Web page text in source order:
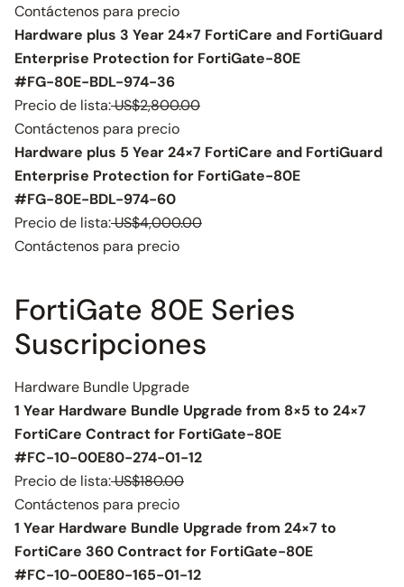
Contáctenos para precio
Hardware plus 3 Year 24×7 FortiCare and FortiGuard
Enterprise Protection for FortiGate-80E
#FG-80E-BDL-974-36
Precio de lista:US$2,800.00
Contáctenos para precio
Hardware plus 5 Year 24×7 FortiCare and FortiGuard
Enterprise Protection for FortiGate-80E
#FG-80E-BDL-974-60
Precio de lista:US$4,000.00
Contáctenos para precio
FortiGate 80E Series
Suscripciones
Hardware Bundle Upgrade
1 Year Hardware Bundle Upgrade from 8×5 to 24×7
FortiCare Contract for FortiGate-80E
#FC-10-00E80-274-01-12
Precio de lista:US$180.00
Contáctenos para precio
1 Year Hardware Bundle Upgrade from 24×7 to
FortiCare 360 Contract for FortiGate-80E
#FC-10-00E80-165-01-12